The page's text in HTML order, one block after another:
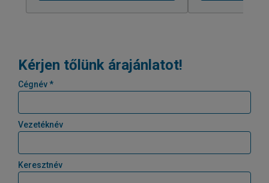
Kérjen tőlünk árajánlatot!
Cégnév *
Vezetéknév
Keresztnév